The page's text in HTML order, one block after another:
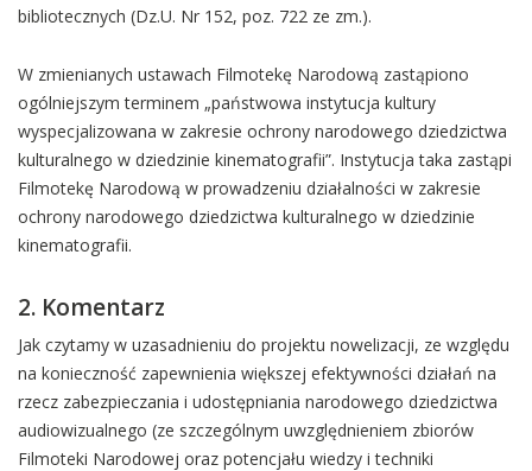
bibliotecznych (Dz.U. Nr 152, poz. 722 ze zm.).
W zmienianych ustawach Filmotekę Narodową zastąpiono
ogólniejszym terminem „państwowa instytucja kultury
wyspecjalizowana w zakresie ochrony narodowego dziedzictwa
kulturalnego w dziedzinie kinematografii”. Instytucja taka zastąpi
Filmotekę Narodową w prowadzeniu działalności w zakresie
ochrony narodowego dziedzictwa kulturalnego w dziedzinie
kinematografii.
2. Komentarz
Jak czytamy w uzasadnieniu do projektu nowelizacji, ze względu
na konieczność zapewnienia większej efektywności działań na
rzecz zabezpieczania i udostępniania narodowego dziedzictwa
audiowizualnego (ze szczególnym uwzględnieniem zbiorów
Filmoteki Narodowej oraz potencjału wiedzy i techniki